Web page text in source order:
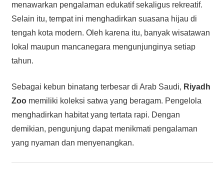
menawarkan pengalaman edukatif sekaligus rekreatif.
Selain itu, tempat ini menghadirkan suasana hijau di
tengah kota modern. Oleh karena itu, banyak wisatawan
lokal maupun mancanegara mengunjunginya setiap
tahun.
Sebagai kebun binatang terbesar di Arab Saudi, Riyadh
Zoomemiliki koleksi satwa yang beragam. Pengelola
menghadirkan habitat yang tertata rapi. Dengan
demikian, pengunjung dapat menikmati pengalaman
yang nyaman dan menyenangkan.